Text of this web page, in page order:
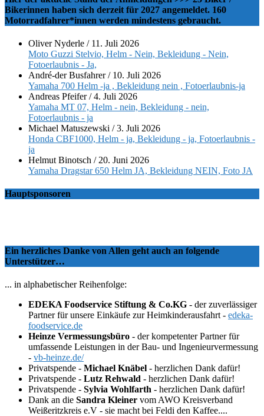
Bikerinnen haben sich derzeit für 2027 angemeldet. 160
Motorradfahrer*innen werden mindestens gebraucht.
Oliver Nyderle / 11. Juli 2026
Moto Guzzi Stelvio, Helm - Nein, Bekleidung - Nein,
Fotoerlaubnis - Ja,
André-der Busfahrer/ 10. Juli 2026
Yamaha 700 Helm -ja , Bekleidung nein , Fotoerlaubnis-ja
Andreas Pfeifer/4. Juli 2026
Yamaha MT 07, Helm - nein, Bekleidung - nein,
Fotoerlaubnis - ja
Michael Matuszewski /3. Juli 2026
Honda CBF1000, Helm - ja, Bekleidung - ja, Fotoerlaubnis -
ja
Helmut Binotsch / 20. Juni 2026
Yamaha Dragstar 650 Helm JA, Bekleidung NEIN, Foto JA
Hauptsponsoren
Ein herzliches Danke von Allen geht auch an folgende
Unterstützer…
... in alphabetischer Reihenfolge:
EDEKA Foodservice Stiftung & Co.KG - der zuverlässiger
Partner für unsere Einkäufe zur Heimkinderausfahrt - edeka-
foodservice.de
Heinze Vermessungsbüro - der kompetenter Partner für
umfassende Leistungen in der Bau- und Ingenieurvermessung
- vb-heinze.de/
Privatspende - Michael Knäbel - herzlichen Dank dafür!
Privatspende - Lutz Rehwald - herzlichen Dank dafür!
Privatspende - Sylvia Wohlfarth - herzlichen Dank dafür!
Dank an die Sandra Kleiner vom AWO Kreisverband
Weißeritzkreis e.V - sie macht bei Feldi den Kaffee....